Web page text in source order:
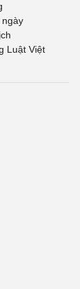
Luật Việt